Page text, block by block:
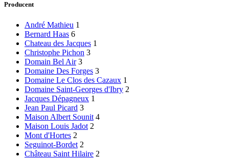
Producent
André Mathieu 1
Bernard Haas 6
Chateau des Jacques 1
Christophe Pichon 3
Domain Bel Air 3
Domaine Des Forges 3
Domaine Le Clos des Cazaux 1
Domaine Saint-Georges d'Ibry 2
Jacques Dépagneux 1
Jean Paul Picard 3
Maison Albert Sounit 4
Maison Louis Jadot 2
Mont d'Hortes 2
Seguinot-Bordet 2
Château Saint Hilaire 2